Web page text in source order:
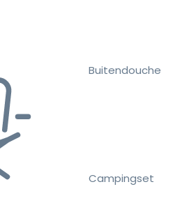
Buitendouche
Campingset